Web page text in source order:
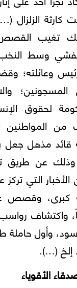
كارثة الزلزال
تغيب
وسط النخب
وعائلته؛
المسجونين؛
لحقوق
المواطنين
قائد مذهل
وذلك عن طريق
التي تركز
كبرى، وقصص
واكتشاف رواسب
وأول حاملة
إلخ (…).
الأقوياء